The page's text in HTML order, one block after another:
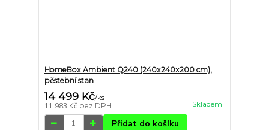
HomeBox Ambient Q240 (240x240x200 cm),
pěstební stan
14 499 Kč/ks
11 983 Kč bez DPH Skladem
Přidat do košíku